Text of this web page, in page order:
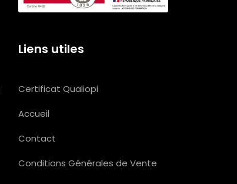
Liens utiles
Certificat Qualiopi
Accueil
Contact
Conditions Générales de Vente